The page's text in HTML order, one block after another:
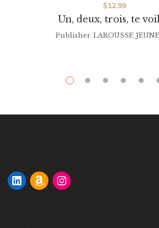
Un, deux, trois, te
$12.99
Publisher LAROUSSE